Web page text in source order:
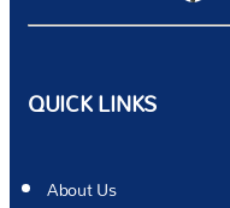
QUICK LINKS
About Us